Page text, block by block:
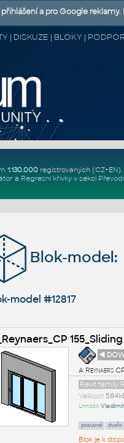
| DISKUZE | BLOKY |
1.130.000registrovaných (CZ+EN)
a Regresní křivkyv sekci
Blok-model:
model #12817
◄
A Reynaers
Revit family
Velikost
Umístil:
posuvné dveře
Blok je k
a pro Google